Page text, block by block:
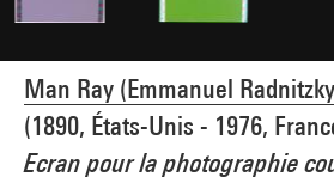
Man Ray (Emmanuel
(1890, États-Unis - 1976,
Ecran pour la photographie